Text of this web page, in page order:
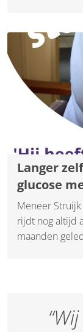
de praktijk
Langer
glucose
Meneer
rijdt nog altijd
maanden